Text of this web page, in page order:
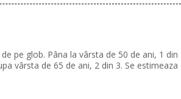
pe glob. Pâna la vârsta de 50 de ani, 1
vârsta de 65 de ani, 2 din 3. Se